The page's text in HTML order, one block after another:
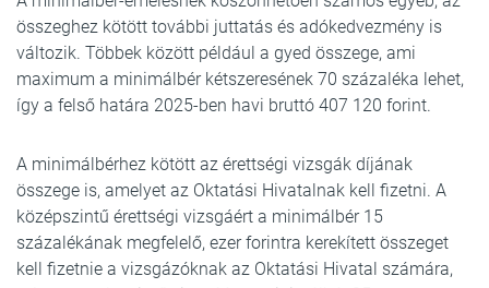
összeghez kötött további juttatás és adókedvezmény is
változik. Többek között például a gyed összege, ami
maximum a minimálbér kétszeresének 70 százaléka lehet,
így a felső határa 2025-ben havi bruttó 407 120 forint.
A minimálbérhez kötött az érettségi vizsgák díjának
összege is, amelyet az Oktatási Hivatalnak kell fizetni. A
középszintű érettségi vizsgáért a minimálbér 15
százalékának megfelelő, ezer forintra kerekített összeget
kell fizetnie a vizsgázóknak az Oktatási Hivatal számára,